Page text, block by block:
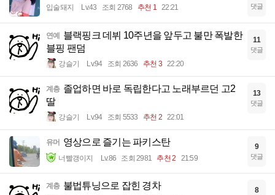
입술돼지 Lv.43 조회 2768 추천 1 22:21 댓글
연예 블랙핑크 데뷔 10주년을 앞두고 불만 폭발한
블핑 팬덤
강슬기 Lv.94 조회 2636 추천 3 22:20
11
댓글
계층 졸업하면 바로 독립한다고 노래부르던 고2
딸
강슬기 Lv.94 조회 5533 추천 2 22:01
13
댓글
유머 영상으로 즐기는 파키스탄
너빨갱이지 Lv.86 조회 2981 추천 2 21:59
9
댓글
계층 불법튜닝으로 잡힌 경차 8